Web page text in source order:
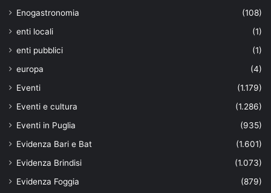
Enogastronomia
(108)
enti locali
(1)
enti pubblici
(1)
europa
(4)
Eventi
(1.179)
Eventi e cultura
(1.286)
Eventi in Puglia
(935)
Evidenza Bari e Bat
(1.601)
Evidenza Brindisi
(1.073)
Evidenza Foggia
(879)